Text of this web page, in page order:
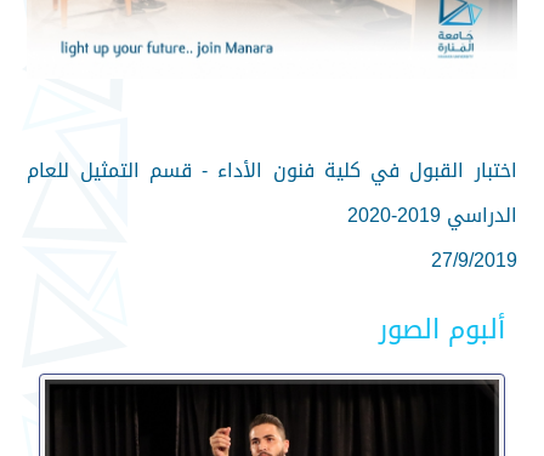
اختبار القبول في كلية فنون الأداء - قسم التمثيل للعام
الدراسي 2019-2020
27/9/2019
ألبوم الصور